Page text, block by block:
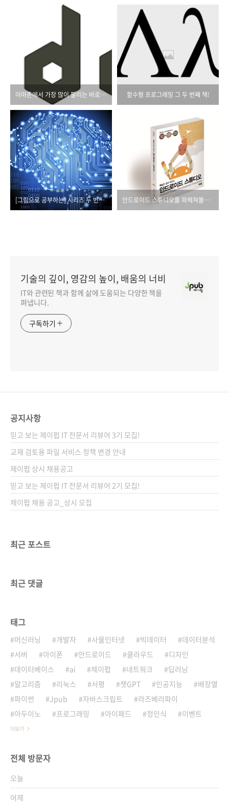
아마존에서 가장 많이 팔리는 바로 그 Node 책! 함수형 프로그래밍 그 두 번째 책!
[그림으로 공부하는] 시리즈 두 번째 책은? 안드로이드 스튜디오를 파헤쳐볼까요?
기술의 깊이, 영감의 높이, 배움의 너비
IT와 관련된 책과 함께 삶에 도움되는 다양한 책을
펴냅니다.
구독하기
공지사항
믿고 보는 제이펍 IT 전문서 리뷰어 3기 모집!
교재 검토용 파일 서비스 정책 변경 안내
제이펍 상시 채용공고
믿고 보는 제이펍 IT 전문서 리뷰어 2기 모집!
제이펍 채용 공고_상시 모집
최근 포스트
최근 댓글
태그
머신러닝 개발자 사물인터넷 빅데이터
데이터분석
서버
아이폰 안드로이드 클라우드
디자인
데이터베이스
ai 제이펍 네트워크
딥러닝
알고리즘
리눅스 서평 챗GPT 인공지능
배장열
파이썬
Jpub 자바스크립트
라즈베리파이
아두이노
프로그래밍 아이패드 정인식 이벤트
더보기
전체 방문자
오늘
어제